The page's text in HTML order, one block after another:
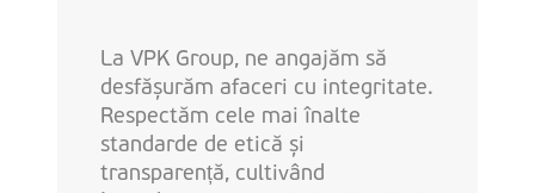
La VPK Group, ne angajăm să
desfășurăm afaceri cu integritate.
Respectăm cele mai înalte
standarde de etică și
transparență, cultivând